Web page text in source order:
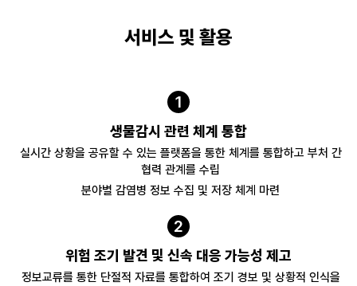
서비스 및 활용
1
생물감시 관련 체계 통합
실시간 상황을 공유할 수 있는 플랫폼을 통한 체계를 통합하고 부처 간
협력 관계를 수립
분야별 감염병 정보 수집 및 저장 체계 마련
2
위험 조기 발견 및 신속 대응 가능성 제고
정보교류를 통한 단절적 자료를 통합하여 조기 경보 및 상황적 인식을